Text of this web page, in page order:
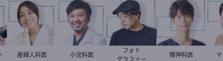
ト 稲葉可奈子
産婦人科医 今西洋介
小児科医 別所隆弘
フォト
グラファー
藤野智哉
精神科医